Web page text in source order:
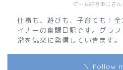
ゲーム好きおじさ
仕事も、遊びも、子育ても！
イナーの奮闘日記です。グラ
常を気楽に発信していきます。
＼ Follow